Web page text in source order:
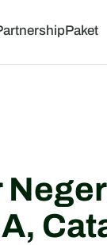
Paket